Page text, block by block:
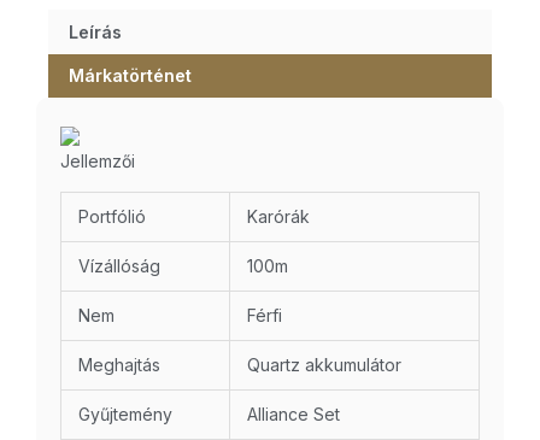
Leírás
Márkatörténet
Jellemzői
Portfólió Karórák
Vízállóság 100m
Nem Férfi
Meghajtás Quartz akkumulátor
Gyűjtemény Alliance Set